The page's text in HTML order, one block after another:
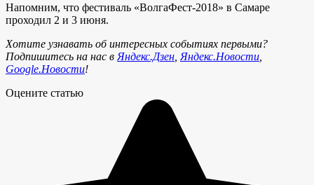
Напомним, что фестиваль «ВолгаФест-2018» в Самаре
проходил 2 и 3 июня.
Хотите узнавать об интересных событиях первыми?
Подпишитесь на нас в Яндекс.Дзен Яндекс.Новости
Google.Новости!
Оцените статью